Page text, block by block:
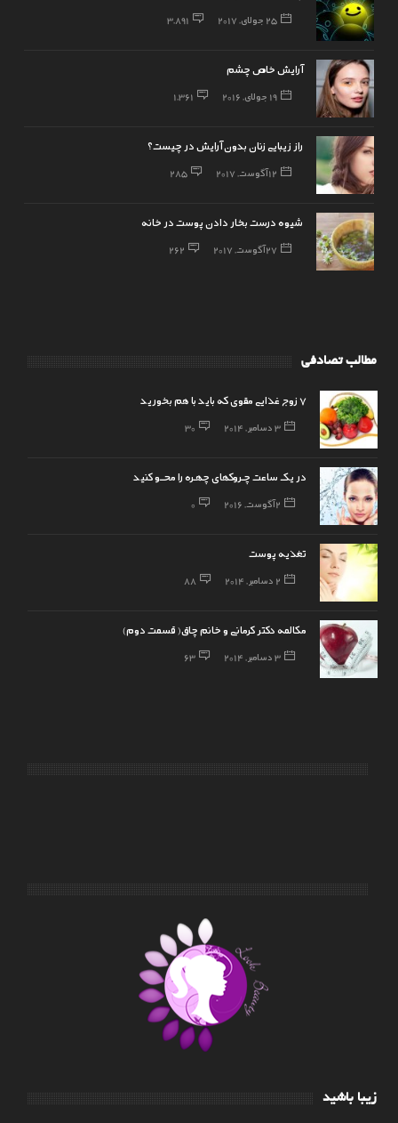
25 جولای, 2017 3,891
آرایش خاص چشم
19 جولای, 2016 1,361
راز زیبایی زنان بدون آرایش در چیست؟
12 آگوست, 2017 285
شیوه درست بخار دادن پوست در خانه
27 آگوست, 2017 262
مطالب تصادفی
7 زوج غذایی مقوی که باید با هم بخورید
3 دسامبر, 2014 30
در یک ساعت چـروکهای چهـره را محــو کنید
2 آگوست, 2016 0
تغذیه پوست
2 دسامبر, 2014 88
مکالمه دکتر کرمانی و خانم چاق( قسمت دوم)
3 دسامبر, 2014 63
زیبا باشید